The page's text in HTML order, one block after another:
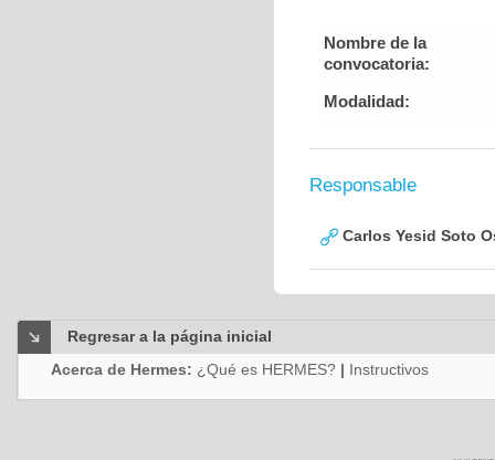
Nombre de la
convocatoria:
Modalidad:
Responsable
Carlos Yesid Soto
Regresar a la página inicial
Acerca de Hermes: ¿Qué es HERMES? | Instructivos